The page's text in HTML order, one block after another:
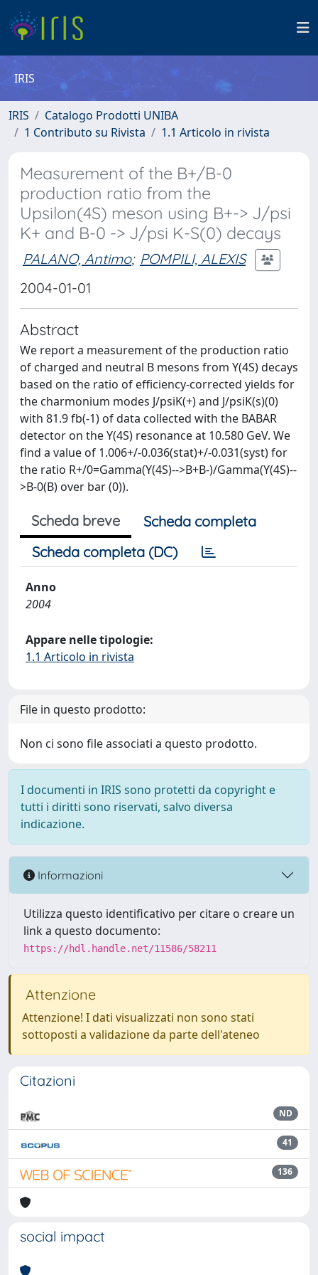
IRIS
IRIS
Catalogo Prodotti UNIBA
1 Contributo su Rivista
1.1 Articolo in rivista
Measurement of the B+/B-0
production ratio from the
Upsilon(4S) meson using B+-> J/psi
K+ and B-0 -> J/psi K-S(0) decays
PALANO, Antimo; POMPILI, ALEXIS
2004-01-01
Abstract
We report a measurement of the production ratio
of charged and neutral B mesons from Y(4S) decays
based on the ratio of efficiency-corrected yields for
the charmonium modes J/psiK(+) and J/psiK(s)(0)
with 81.9 fb(-1) of data collected with the BABAR
detector on the Y(4S) resonance at 10.580 GeV. We
find a value of 1.006+/-0.036(stat)+/-0.031(syst) for
the ratio R+/0=Gamma(Y(4S)-->B+B-)/Gamma(Y(4S)--
>B-0(B) over bar (0)).
Scheda breve
Scheda completa
Scheda completa (DC)
Anno
2004
Appare nelle tipologie:
1.1 Articolo in rivista
File in questo prodotto:
Non ci sono file associati a questo prodotto.
I documenti in IRIS sono protetti da copyright e
tutti i diritti sono riservati, salvo diversa
indicazione.
Informazioni
Utilizza questo identificativo per citare o creare un
link a questo documento:
https://hdl.handle.net/11586/58211
Attenzione
Attenzione! I dati visualizzati non sono stati
sottoposti a validazione da parte dell'ateneo
Citazioni
ND
41
136
social impact